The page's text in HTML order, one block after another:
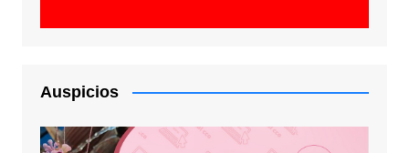
Auspicios